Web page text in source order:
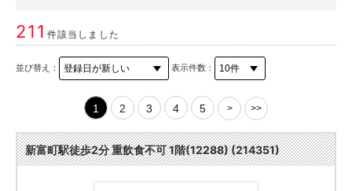
211 件該当しました
並び替え： 表示件数：
1 2 3 4 5 > >>
新富町駅徒歩2分 重飲食不可 1階(12288) (214351)